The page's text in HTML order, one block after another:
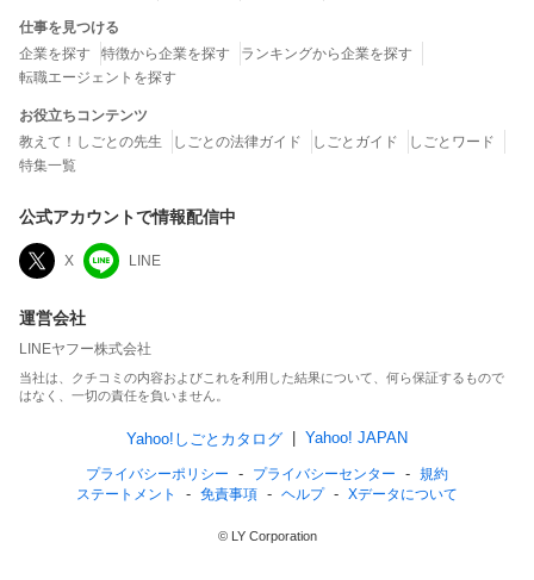
仕事を見つける
企業を探す
特徴から企業を探す
ランキングから企業を探す
転職エージェントを探す
お役立ちコンテンツ
教えて！しごとの先生
しごとの法律ガイド しごとガイド
しごとワード
特集一覧
公式アカウントで情報配信中
X LINE
運営会社
LINEヤフー株式会社
当社は、クチコミの内容およびこれを利用した結果について、何ら保証するもので
はなく、一切の責任を負いません。
Yahoo!しごとカタログ Yahoo! JAPAN
プライバシーポリシー プライバシーセンター
規約
ステートメント
免責事項 ヘルプ Xデータについて
© LY Corporation